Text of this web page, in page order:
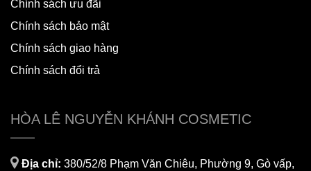
Chính sách ưu đãi
Chính sách bảo mật
Chính sách giao hàng
Chính sách đổi trả
HÒA LÊ NGUYỄN KHÁNH COSMETIC
Địa chỉ: 380/52/8 Phạm Văn Chiêu, Phường 9, Gò vấp,